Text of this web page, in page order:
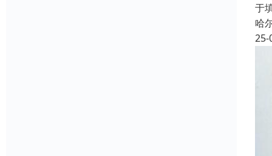
于
哈
25-